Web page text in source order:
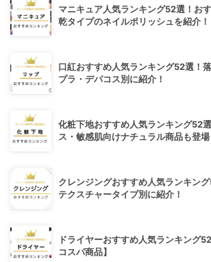
マニキュア人気ランキング52選！お
乾タイプのネイルポリッシュを紹介！
口紅おすすめ人気ランキング52選！
プラ・デパコス別に紹介！
化粧下地おすすめ人気ランキング52
ス・敏感肌向けナチュラル商品も登場
クレンジングおすすめ人気ランキン
テクスチャータイプ別に紹介！
ドライヤーおすすめ人気ランキング
コスパ商品】